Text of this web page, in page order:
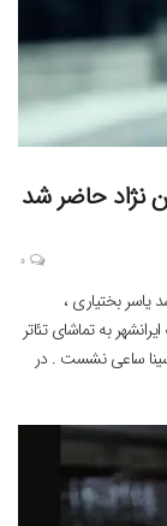
نژاد حاضر شد
0
یاسر بختیاری ،
به تماشای تئاتر
و بازی سینا ساعی نشست . در